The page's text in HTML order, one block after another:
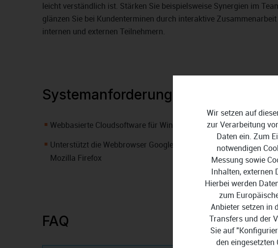
leicht verständlich ist. Stärken Sie beispielsweise Synergien im
glänzen Sie bei Kundenterminen durch interaktive
internen und externen Teilnehmern.
Systemanforderungen
Webbasierte Cloudsoftware für Windows-PC, macOS, iOS und
Unterstützt die Webbrowser Google Chrome, Microsoft Edge,
Mozilla Firefox
FAQ
Wir setzen auf
zur Verarbeitung
Daten ein. Zum
notwendigen
Messung sowie
Inhalten, externen
Hierbei werden
zum
Anbieter setzen in
Transfers und der
Sie auf
den